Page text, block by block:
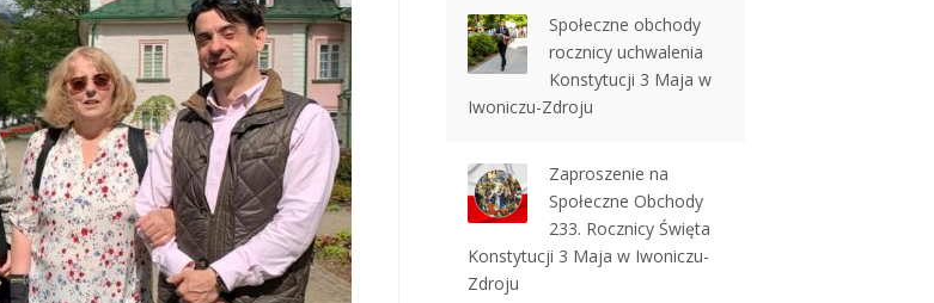
Społeczne obchody
rocznicy uchwalenia
Konstytucji 3 Maja w
Iwoniczu-Zdroju
Zaproszenie na
Społeczne Obchody
233. Rocznicy Święta
Konstytucji 3 Maja w Iwoniczu-
Zdroju